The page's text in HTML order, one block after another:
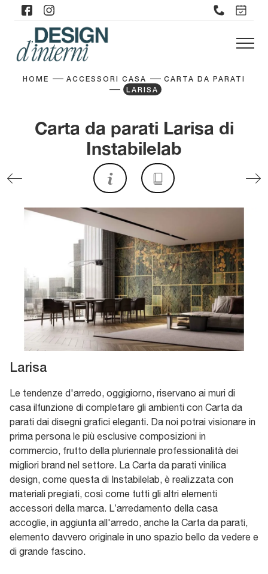
HOME ACCESSORI CASA
CARTA DA PARATI
LARISA
Carta da parati Larisa di
Instabilelab
Larisa
Le tendenze d'arredo, oggigiorno, riservano ai muri di
casa ilfunzione di completare gli ambienti con Carta da
parati dai disegni grafici eleganti. Da noi potrai visionare in
prima persona le più esclusive composizioni in
commercio, frutto della pluriennale professionalità dei
migliori brand nel settore. La Carta da parati vinilica
design, come questa di Instabilelab, è realizzata con
materiali pregiati, così come tutti gli altri elementi
accessori della marca. L’arredamento della casa
accoglie, in aggiunta all'arredo, anche la Carta da parati,
elemento davvero originale in uno spazio bello da vedere e
di grande fascino.